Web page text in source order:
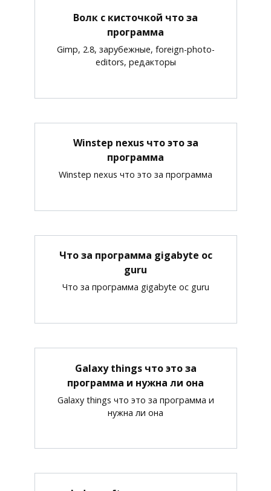
Волк с кисточкой что за
программа
Gimp, 2.8, зарубежные, foreign-photo-
editors, редакторы
Winstep nexus что это за
программа
Winstep nexus что это за программа
Что за программа gigabyte oc
guru
Что за программа gigabyte oc guru
Galaxy things что это за
программа и нужна ли она
Galaxy things что это за программа и
нужна ли она